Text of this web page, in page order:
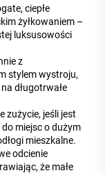
ciepłe
żyłkowaniem –
luksusowości
z
stylem wystroju,
długotrwałe
zużycie, jeśli jest
miejsc o dużym
mieszkalne.
odcienie
że małe